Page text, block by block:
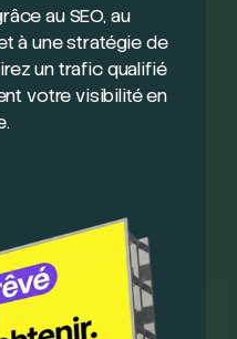
au SEO, au
à une stratégie de
un trafic qualifié
votre visibilité en